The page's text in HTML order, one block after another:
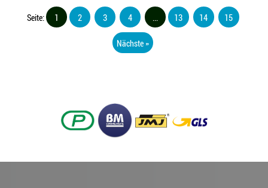
Seite: 1 2 3 4 ... 13 14 15
Nächste »